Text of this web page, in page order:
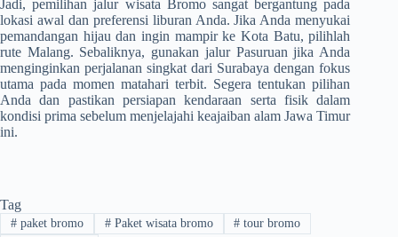
Jadi, pemilihan jalur wisata Bromo sangat bergantung pada
lokasi awal dan preferensi liburan Anda. Jika Anda menyukai
pemandangan hijau dan ingin mampir ke Kota Batu, pilihlah
rute Malang. Sebaliknya, gunakan jalur Pasuruan jika Anda
menginginkan perjalanan singkat dari Surabaya dengan fokus
utama pada momen matahari terbit. Segera tentukan pilihan
Anda dan pastikan persiapan kendaraan serta fisik dalam
kondisi prima sebelum menjelajahi keajaiban alam Jawa Timur
ini.
Tag
#paket bromo #Paket wisata bromo # tour bromo